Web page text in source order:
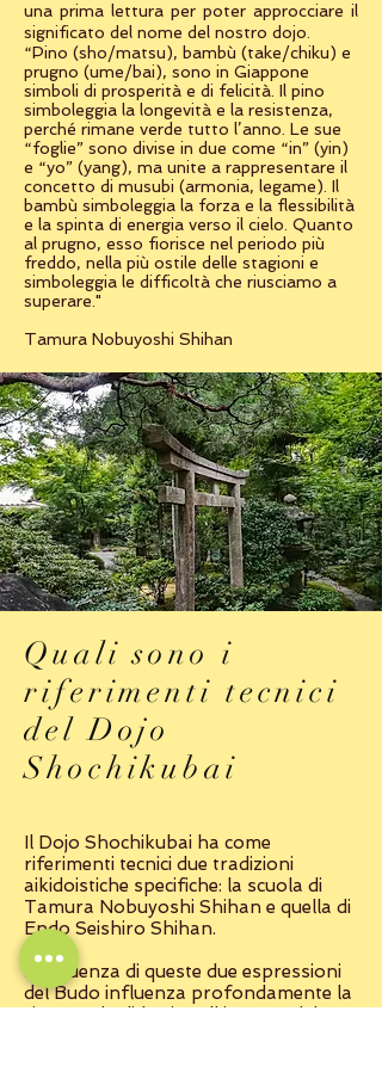
una prima lettura per poter approcciare il
significato del nome del nostro dojo.
“Pino (sho/matsu), bambù (take/chiku) e
prugno (ume/bai), sono in Giappone
simboli di prosperità e di felicità. Il pino
simboleggia la longevità e la resistenza,
perché rimane verde tutto l’anno. Le sue
“foglie” sono divise in due come “in” (yin)
e “yo” (yang), ma unite a rappresentare il
concetto di musubi (armonia, legame). Il
bambù simboleggia la forza e la flessibilità
e la spinta di energia verso il cielo. Quanto
al prugno, esso fiorisce nel periodo più
freddo, nella più ostile delle stagioni e
simboleggia le difficoltà che riusciamo a
superare."
Tamura Nobuyoshi Shihan
Quali sono i
riferimenti tecnici
del Dojo
Shochikubai
Il Dojo Shochikubai ha come
riferimenti tecnici due tradizioni
aikidoistiche specifiche: la scuola di
Tamura Nobuyoshi Shihan e quella di
Endo Seishiro Shihan.
L'influenza di queste due espressioni
del Budo influenza profondamente la
ricerca e la didattica all'interno del